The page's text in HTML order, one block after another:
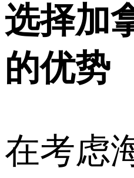
选择加
的优势
在考虑